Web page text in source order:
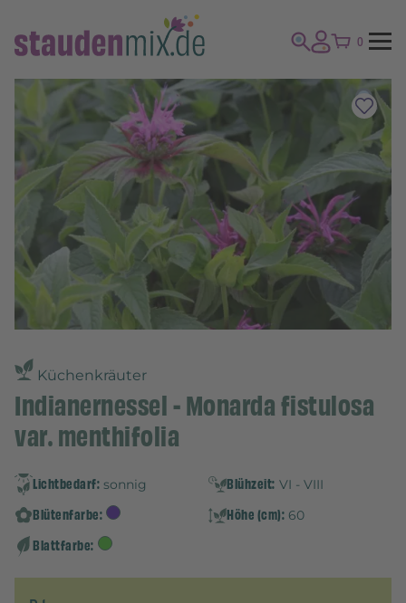
0
Küchenkräuter
Indianernessel - Monarda fistulosa
var. menthifolia
Lichtbedarf: sonnig Blühzeit: VI - VIII
Blütenfarbe: Höhe (cm): 60
Blattfarbe: